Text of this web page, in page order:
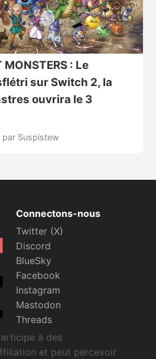
MONSTERS : Le
sur Switch 2, la
ouvrira le 3
par Suspistew
Connectons-nous
Twitter (X)
Discord
BlueSky
Facebook
Instagram
Mastodon
Threads
à des
et peut percevoir